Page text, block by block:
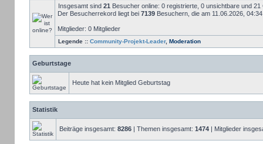
Insgesamt sind 21 Besucher online: 0 registrierte, 0 unsichtbare und
Der Besucherrekord liegt bei 7139Besuchern, die am 11.06.2026,
Mitglieder: 0 Mitglieder
Legende :: Community-Projekt-Leader, Moderation
Geburtstage
Heute hat kein Mitglied Geburtstag
Statistik
Beiträge insgesamt: 8286| Themen insgesamt: 1474| Mitglieder